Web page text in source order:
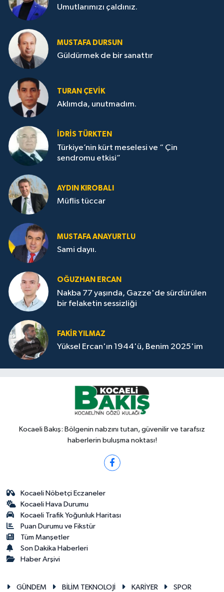
Umutlarımızı çaldınız.
MUSTAFA DURSUN
Güldürmek de bir sanattır
TURAN ÇEVİK
Aklımda, unutmadım.
İDRİS TÜRKTEN
Türkiye’nin kürt meselesi ve “ Çin
sendromu etkisi”
AYDIN KIROBALI
Müflis tüccar
MUSTAFA ANAYURTLU
Sami dayıı.
OĞUZHAN ERCAN
Nakba 77 yaşında, Gazze'de sürdürülen
bir felaketin sessizliği
FAKİR YILMAZ
Yüksel Ercan'ın 1944'ü, Benim 2025'im
Kocaeli Bakış: Bölgenin nabzını tutan, güvenilir ve tarafsız
haberlerin buluşma noktası!
Kocaeli Nöbetçi Eczaneler
Kocaeli Hava Durumu
Kocaeli Trafik Yoğunluk Haritası
Puan Durumu ve Fikstür
Tüm Manşetler
Son Dakika Haberleri
Haber Arşivi
GÜNDEM BİLİM TEKNOLOJİ KARİYER SPOR